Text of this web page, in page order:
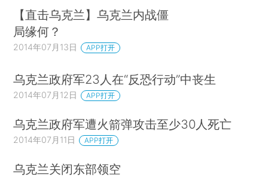
【直击乌克兰】乌克兰内战僵
局缘何？
2014年07月13日 APP打开
乌克兰政府军23人在“反恐行动”中丧生
2014年07月12日 APP打开
乌克兰政府军遭火箭弹攻击至少30人死亡
2014年07月11日 APP打开
乌克兰关闭东部领空